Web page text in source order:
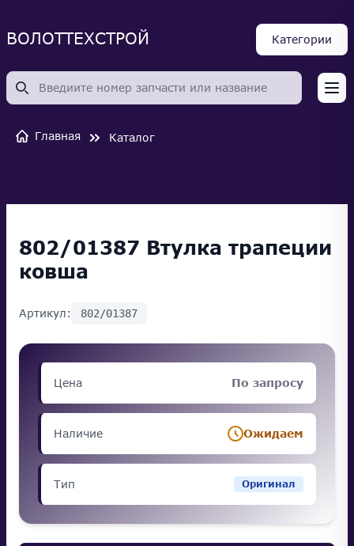
ВОЛОТТЕХСТРОЙ Категории
Главная Каталог
802/01387 Втулка трапеции
ковша
Артикул: 802/01387
Цена По запросу
Наличие Ожидаем
Тип Оригинал